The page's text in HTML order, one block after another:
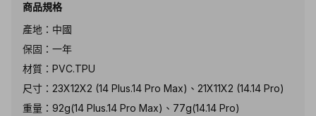
商品規格
產地：中國
保固：一年
材質：PVC.TPU
尺寸：23X12X2 (14 Plus.14 Pro Max)、21X11X2 (14.14 Pro)
重量：92g(14 Plus.14 Pro Max)、77g(14.14 Pro)